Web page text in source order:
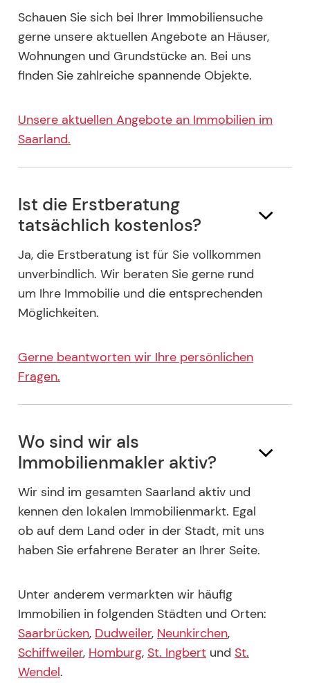
Schauen Sie sich bei Ihrer Immobiliensuche
gerne unsere aktuellen Angebote an Häuser,
Wohnungen und Grundstücke an. Bei uns
finden Sie zahlreiche spannende Objekte.
Unsere aktuellen Angebote an Immobilien im
Saarland.
Ist die Erstberatung
tatsächlich kostenlos?
Ja, die Erstberatung ist für Sie vollkommen
unverbindlich. Wir beraten Sie gerne rund
um Ihre Immobilie und die entsprechenden
Möglichkeiten.
Gerne beantworten wir Ihre persönlichen
Fragen.
Wo sind wir als
Immobilienmakler aktiv?
Wir sind im gesamten Saarland aktiv und
kennen den lokalen Immobilienmarkt. Egal
ob auf dem Land oder in der Stadt, mit uns
haben Sie erfahrene Berater an Ihrer Seite.
Unter anderem vermarkten wir häufig
Immobilien in folgenden Städten und Orten:
Saarbrücken, Dudweiler, Neunkirchen,
Schiffweiler, Homburg, St. Ingbert und St.
Wendel.